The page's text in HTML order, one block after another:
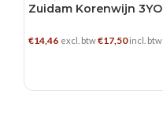
Zuidam Korenwijn 3YO
€14,46 excl. btw€17,50incl. btw